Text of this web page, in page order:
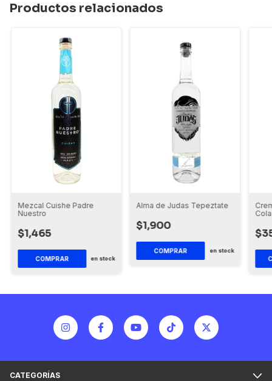
Productos relacionados
Mezcal Cuishe Padre
Nuestro
$1,465
en stock
Alma de Judas Tepeztate
$1,900
COMPRAR en stock
CATEGORÍAS